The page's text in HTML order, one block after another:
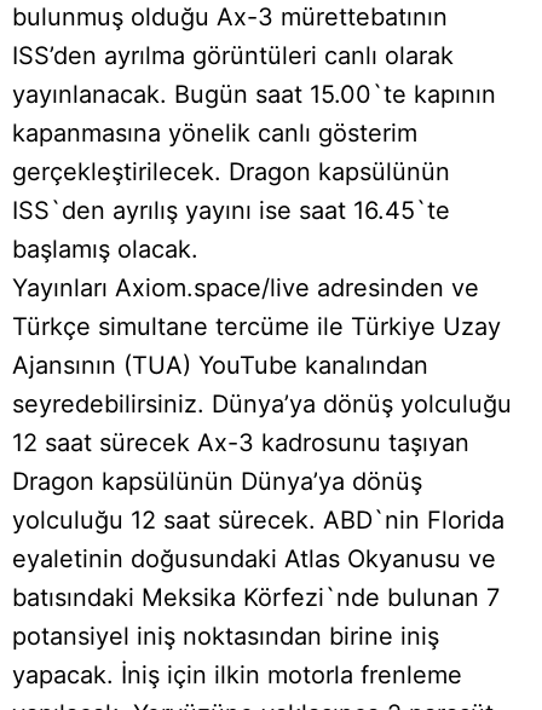
bulunmuş olduğu Ax-3 mürettebatının
ISS’den ayrılma görüntüleri canlı olarak
yayınlanacak. Bugün saat 15.00`te kapının
kapanmasına yönelik canlı gösterim
gerçekleştirilecek. Dragon kapsülünün
ISS`den ayrılış yayını ise saat 16.45`te
başlamış olacak.
Yayınları Axiom.space/live adresinden ve
Türkçe simultane tercüme ile Türkiye Uzay
Ajansının (TUA) YouTube kanalından
seyredebilirsiniz. Dünya’ya dönüş yolculuğu
12 saat sürecek Ax-3 kadrosunu taşıyan
Dragon kapsülünün Dünya’ya dönüş
yolculuğu 12 saat sürecek. ABD`nin Florida
eyaletinin doğusundaki Atlas Okyanusu ve
batısındaki Meksika Körfezi`nde bulunan 7
potansiyel iniş noktasından birine iniş
yapacak. İniş için ilkin motorla frenleme